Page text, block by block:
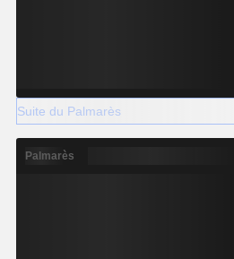
Suite du Palmarès
Palmarès